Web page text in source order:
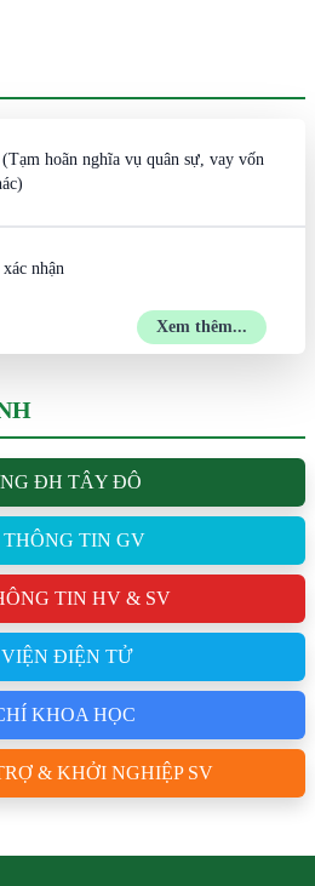
hoãn nghĩa vụ quân sự, vay vốn
nhận
Xem thêm...
ĐH TÂY ĐÔ
THÔNG TIN GV
TIN HV & SV
ĐIỆN TỬ
KHOA HỌC
& KHỞI NGHIỆP SV